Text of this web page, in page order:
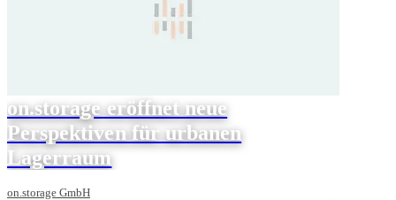
on.storage eröffnet neue
Perspektiven für urbanen
Lagerraum
on.storage GmbH